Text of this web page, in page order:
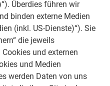
Überdies führen wir
binden externe Medien
(inkl. US-Dienste)“). Sie
die jeweils
und externen
und Medien
werden Daten von uns
all
Herzen.
in
als
zu stehen.